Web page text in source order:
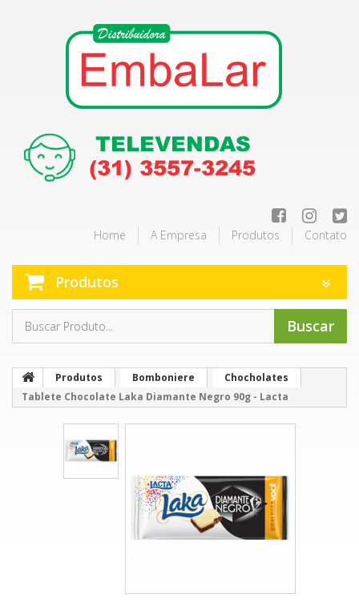
Home A Empresa Produtos Contato
Produtos
Buscar
Produtos Bomboniere
Chocholates
Tablete Chocolate Laka Diamante Negro 90g - Lacta